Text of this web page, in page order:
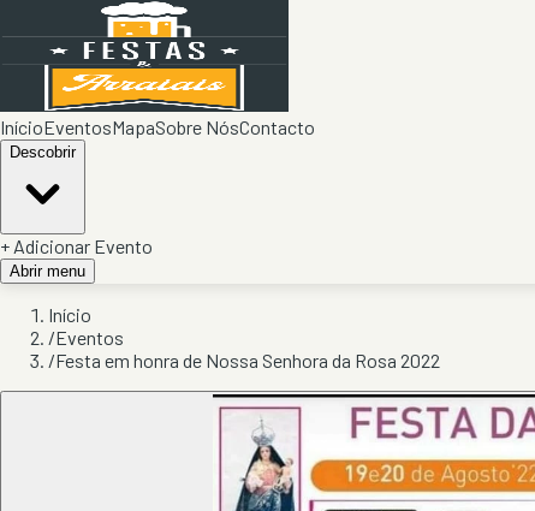
InícioEventosMapaSobre NósContacto
Descobrir
+ Adicionar Evento
Abrir menu
Início
/Eventos
/Festa em honra de Nossa Senhora da Rosa 2022